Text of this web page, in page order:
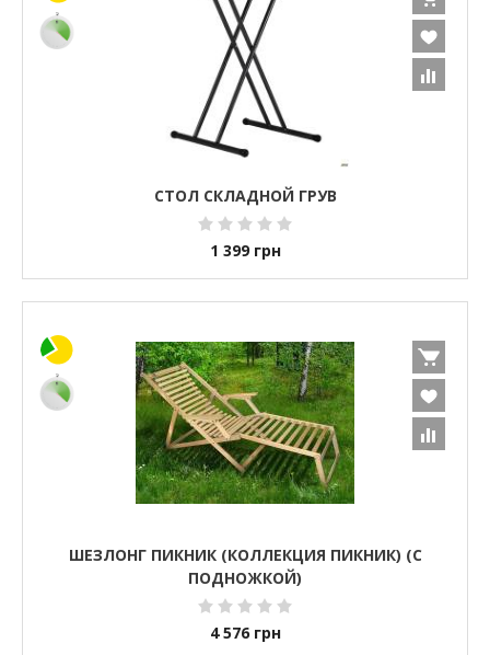
СТОЛ СКЛАДНОЙ ГРУВ
1 399 грн
ШЕЗЛОНГ ПИКНИК (КОЛЛЕКЦИЯ ПИКНИК) (С
ПОДНОЖКОЙ)
4 576 грн